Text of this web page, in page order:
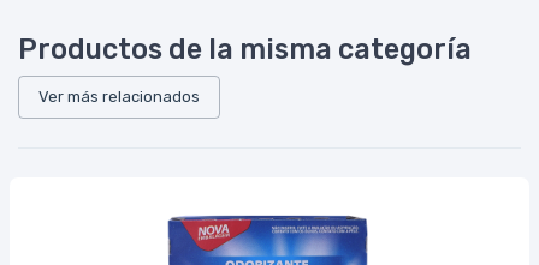
Productos de la misma categoría
Ver más relacionados